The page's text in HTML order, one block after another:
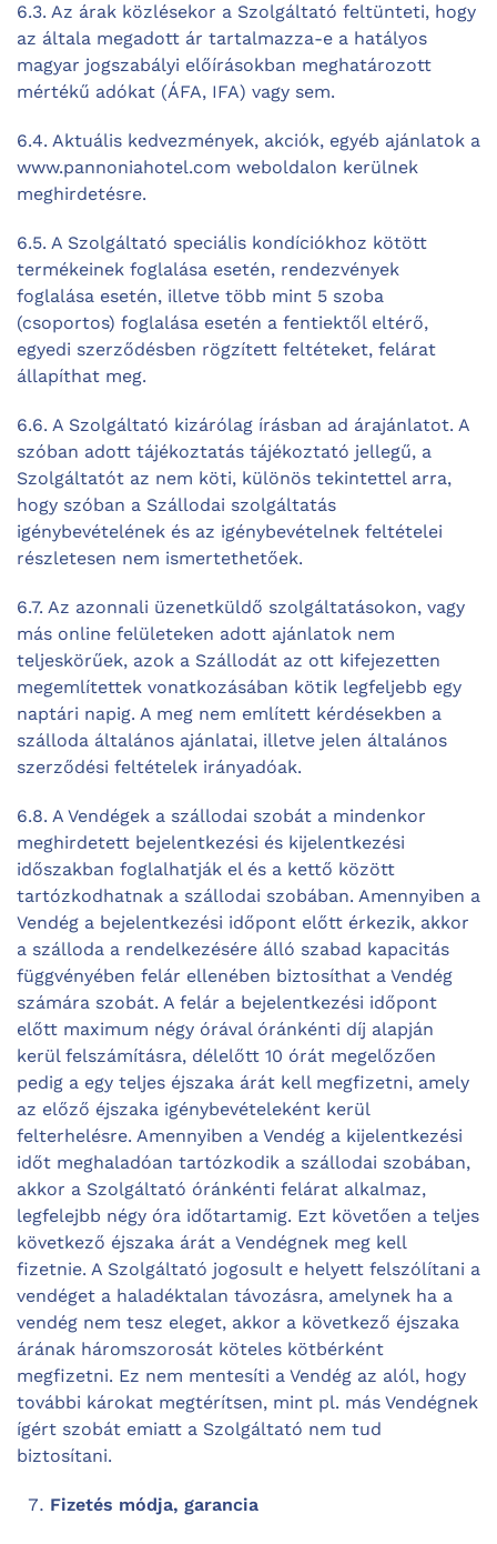
6.3. Az árak közlésekor a Szolgáltató feltünteti, hogy
az általa megadott ár tartalmazza-e a hatályos
magyar jogszabályi előírásokban meghatározott
mértékű adókat (ÁFA, IFA) vagy sem.
6.4. Aktuális kedvezmények, akciók, egyéb ajánlatok a
www.pannoniahotel.com weboldalon kerülnek
meghirdetésre.
6.5. A Szolgáltató speciális kondíciókhoz kötött
termékeinek foglalása esetén, rendezvények
foglalása esetén, illetve több mint 5 szoba
(csoportos) foglalása esetén a fentiektől eltérő,
egyedi szerződésben rögzített feltéteket, felárat
állapíthat meg.
6.6. A Szolgáltató kizárólag írásban ad árajánlatot. A
szóban adott tájékoztatás tájékoztató jellegű, a
Szolgáltatót az nem köti, különös tekintettel arra,
hogy szóban a Szállodai szolgáltatás
igénybevételének és az igénybevételnek feltételei
részletesen nem ismertethetőek.
6.7. Az azonnali üzenetküldő szolgáltatásokon, vagy
más online felületeken adott ajánlatok nem
teljeskörűek, azok a Szállodát az ott kifejezetten
megemlítettek vonatkozásában kötik legfeljebb egy
naptári napig. A meg nem említett kérdésekben a
szálloda általános ajánlatai, illetve jelen általános
szerződési feltételek irányadóak.
6.8. A Vendégek a szállodai szobát a mindenkor
meghirdetett bejelentkezési és kijelentkezési
időszakban foglalhatják el és a kettő között
tartózkodhatnak a szállodai szobában. Amennyiben a
Vendég a bejelentkezési időpont előtt érkezik, akkor
a szálloda a rendelkezésére álló szabad kapacitás
függvényében felár ellenében biztosíthat a Vendég
számára szobát. A felár a bejelentkezési időpont
előtt maximum négy órával óránkénti díj alapján
kerül felszámításra, délelőtt 10 órát megelőzően
pedig a egy teljes éjszaka árát kell megfizetni, amely
az előző éjszaka igénybevételeként kerül
felterhelésre. Amennyiben a Vendég a kijelentkezési
időt meghaladóan tartózkodik a szállodai szobában,
akkor a Szolgáltató óránkénti felárat alkalmaz,
legfelejbb négy óra időtartamig. Ezt követően a teljes
következő éjszaka árát a Vendégnek meg kell
fizetnie. A Szolgáltató jogosult e helyett felszólítani a
vendéget a haladéktalan távozásra, amelynek ha a
vendég nem tesz eleget, akkor a következő éjszaka
árának háromszorosát köteles kötbérként
megfizetni. Ez nem mentesíti a Vendég az alól, hogy
további károkat megtérítsen, mint pl. más Vendégnek
ígért szobát emiatt a Szolgáltató nem tud
biztosítani.
Fizetés módja, garancia